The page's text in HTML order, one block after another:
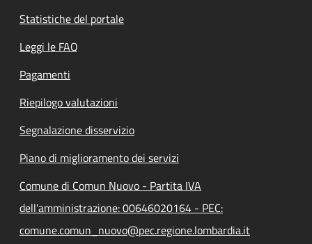
Statistiche del portale
Leggi le FAQ
Pagamenti
Riepilogo valutazioni
Segnalazione disservizio
Piano di miglioramento dei servizi
Comune di Comun Nuovo - Partita IVA
dell'amministrazione: 00646020164 - PEC:
comune.comun_nuovo@pec.regione.lombardia.it